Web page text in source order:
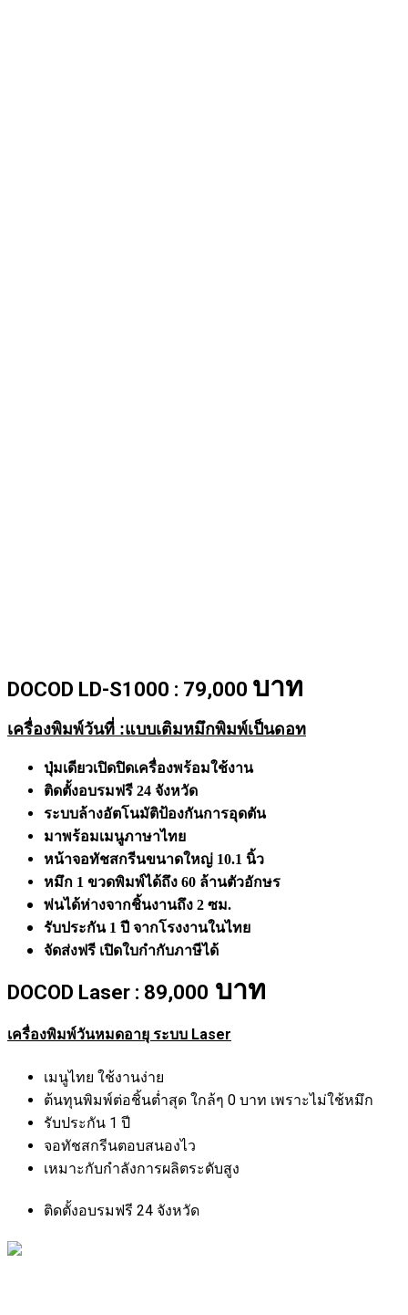
DOCOD LD-S1000 : 79,000 บาท
เครื่องพิมพ์วันที่ :แบบเติมหมึกพิมพ์เป็นดอท
ปุ่มเดียวเปิดปิดเครื่องพร้อมใช้งาน
ติดตั้งอบรมฟรี 24 จังหวัด
ระบบล้างอัตโนมัติป้องกันการอุดตัน
มาพร้อมเมนูภาษาไทย
หน้าจอทัชสกรีนขนาดใหญ่ 10.1 นิ้ว
หมึก 1 ขวดพิมพ์ได้ถึง 60 ล้านตัวอักษร
พ่นได้ห่างจากชิ้นงานถึง 2 ซม.
รับประกัน 1 ปี จากโรงงานในไทย
จัดส่งฟรี เปิดใบกำกับภาษีได้
DOCOD Laser : 89,000 บาท
เครื่องพิมพ์วันหมดอายุ ระบบ Laser
เมนูไทย ใช้งานง่าย
ต้นทุนพิมพ์ต่อชิ้นต่ำสุด ใกล้ๆ 0 บาท เพราะไม่ใช้หมึก
รับประกัน 1 ปี
จอทัชสกรีนตอบสนองไว
เหมาะกับกำลังการผลิตระดับสูง
ติดตั้งอบรมฟรี 24 จังหวัด